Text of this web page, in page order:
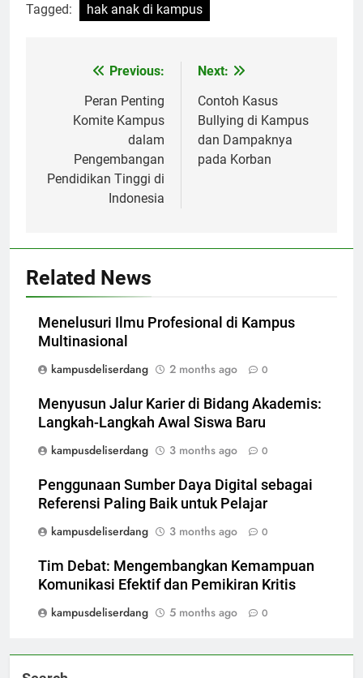
Tagged: hak anak di kampus
navigation
Previous:
Peran Penting
Komite Kampus
dalam
Pengembangan
Pendidikan Tinggi di
Indonesia
Next:
Contoh Kasus
Bullying di Kampus
dan Dampaknya
pada Korban
Related News
Menelusuri Ilmu Profesional di Kampus
Multinasional
kampusdeliserdang
2 months ago 0
Menyusun Jalur Karier di Bidang Akademis:
Langkah-Langkah Awal Siswa Baru
kampusdeliserdang
3 months ago 0
Penggunaan Sumber Daya Digital sebagai
Referensi Paling Baik untuk Pelajar
kampusdeliserdang
3 months ago 0
Tim Debat: Mengembangkan Kemampuan
Komunikasi Efektif dan Pemikiran Kritis
kampusdeliserdang
5 months ago 0